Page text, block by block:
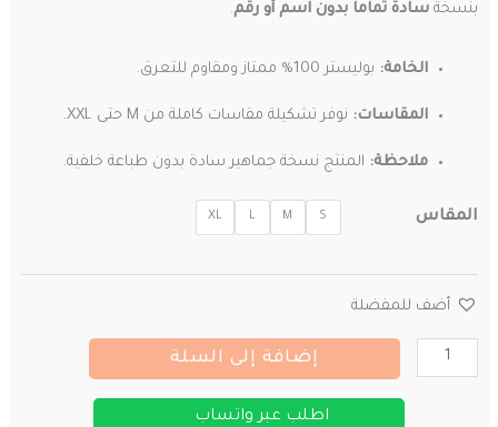
بنسخةسادة تماماً بدون اسم أو رقم.
الخامة: بوليستر 100% ممتاز ومقاوم للتعرق.
المقاسات: نوفر تشكيلة مقاسات كاملة من M حتى XXL.
ملاحظة: المنتج نسخة جماهير سادة بدون طباعة خلفية.
المقاس S
M
L
XL
أضف للمفضلة
كمية
قميص
إضافة إلى السلة
اطلب عبر واتساب